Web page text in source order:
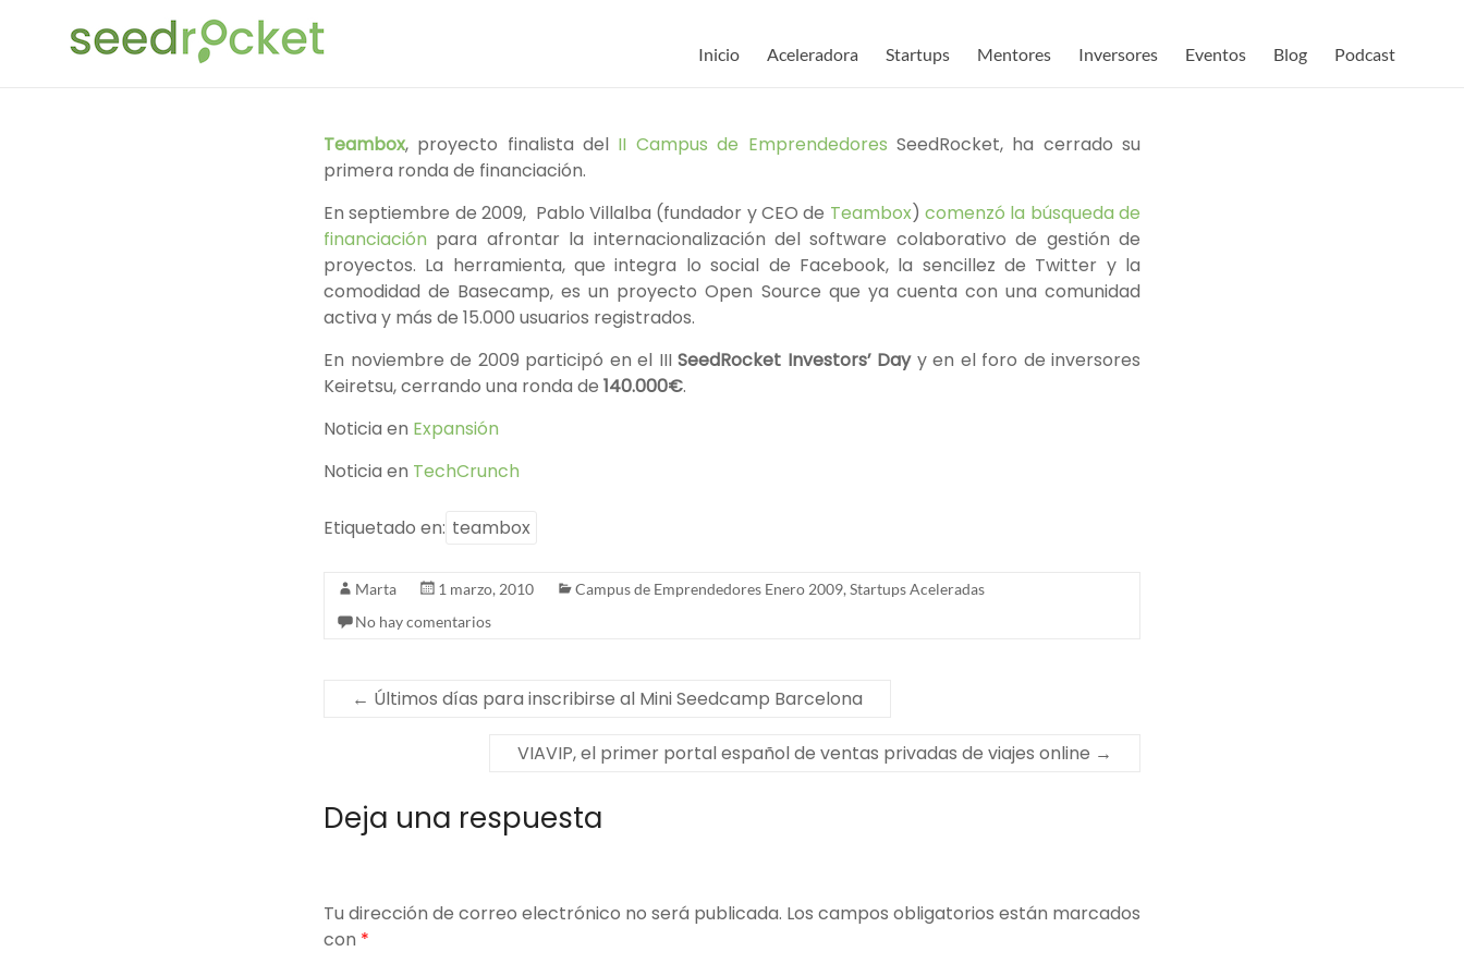
contenidoSeedRocket Inicio Aceleradora Startups Mentores Inversores Eventos Blog Podcast
Teambox, proyecto finalista del II Campus de Emprendedores SeedRocket, ha cerrado su
primera ronda de financiación.
En septiembre de 2009, Pablo Villalba (fundador y CEO de Teambox)comenzó la búsqueda de
financiación para afrontar la internacionalización del software colaborativo de gestión de
proyectos. La herramienta, que integra lo social de Facebook, la sencillez de Twitter y la
comodidad de Basecamp, es un proyecto Open Source que ya cuenta con una comunidad
activa y más de 15.000 usuarios registrados.
En noviembre de 2009 participó en el III SeedRocket Investors’ Dayy en el foro de inversores
Keiretsu, cerrando una ronda de 140.000€.
Noticia en Expansión
Noticia en TechCrunch
Etiquetado en: teambox
Marta 1 marzo, 2010 Campus de Emprendedores Enero 2009, Startups Aceleradas
No hay comentarios
← Últimos días para inscribirse al Mini Seedcamp Barcelona
VIAVIP, el primer portal español de ventas privadas de viajes online →
Deja una respuesta
Tu dirección de correo electrónico no será publicada. Los campos obligatorios están marcados
con *